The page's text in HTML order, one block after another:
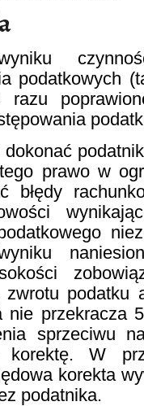
podatkowych
prawo w
błędy
zwrotu podatku
przekracza
sprzeciwu
W
korekta
podatnika.